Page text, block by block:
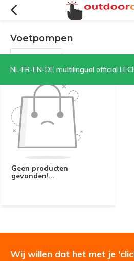
NL-FR-EN-DE multilingual official LECHUZA-
Voetpompen
Filters Sorteren
Geen producten
gevonden!...
Wij willen dat het met je